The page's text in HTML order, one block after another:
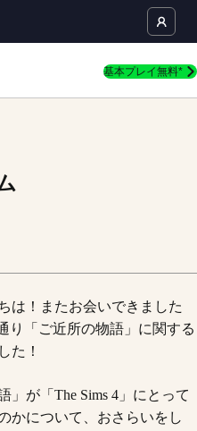
基本プレイ無料*
は！またお会いできました
り「ご近所の物語」に関する
た！
」が「The Sims 4」にとって
かについて、おさらいをし